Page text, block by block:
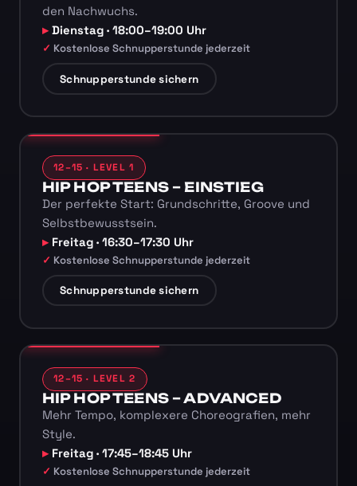
den Nachwuchs.
Dienstag · 18:00–19:00 Uhr
Kostenlose Schnupperstunde jederzeit
Schnupperstunde sichern
12–15 · LEVEL 1
HIP HOP TEENS – EINSTIEG
Der perfekte Start: Grundschritte, Groove und
Selbstbewusstsein.
Freitag · 16:30–17:30 Uhr
Kostenlose Schnupperstunde jederzeit
Schnupperstunde sichern
12–15 · LEVEL 2
HIP HOP TEENS – ADVANCED
Mehr Tempo, komplexere Choreografien, mehr
Style.
Freitag · 17:45–18:45 Uhr
Kostenlose Schnupperstunde jederzeit